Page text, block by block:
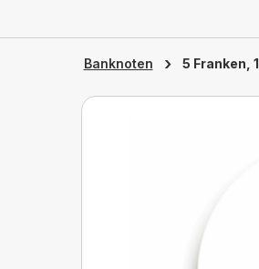
Banknoten › 5 Franken,